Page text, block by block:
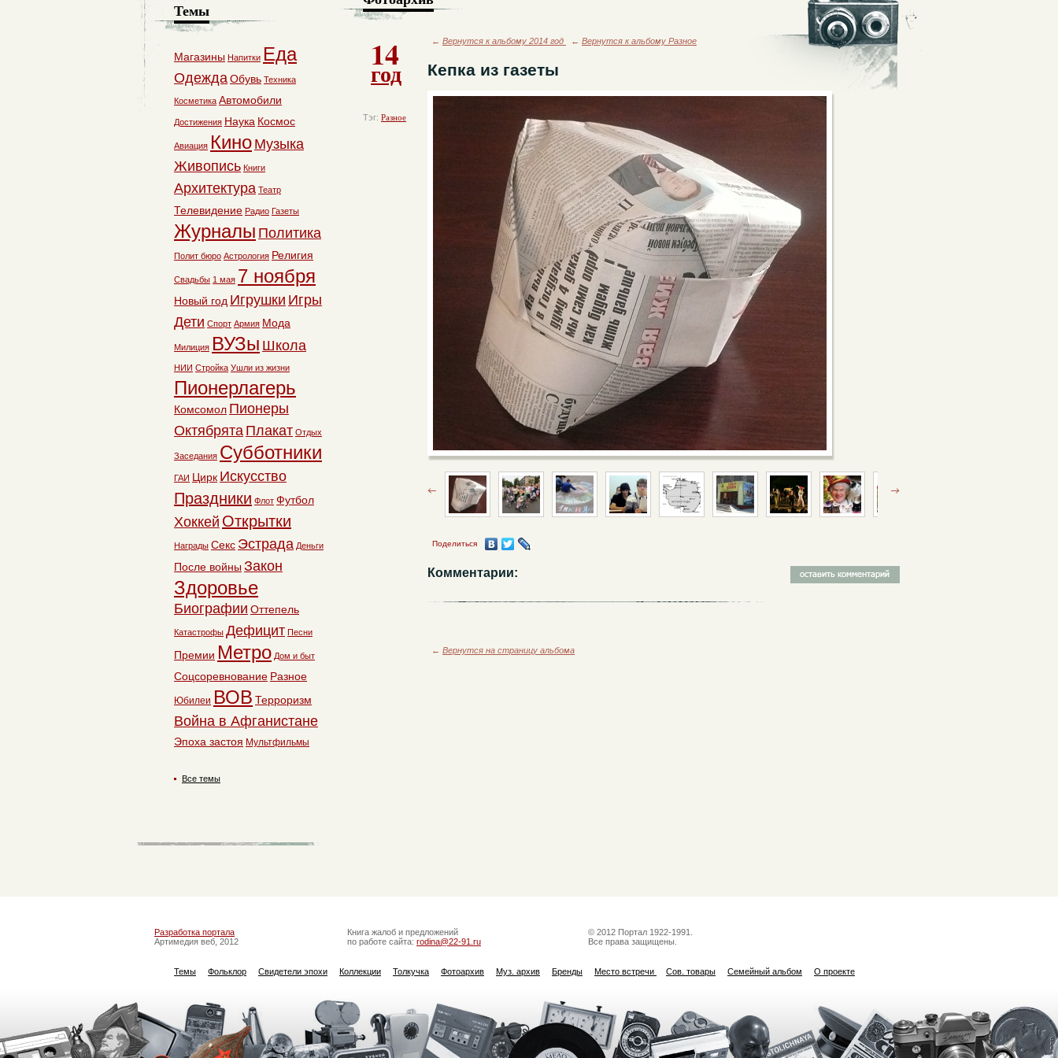
14
год
Тэг: Разное
← Вернутся к альбому 2014 год ← Вернутся к альбому Разное
Кепка из газеты
Поделиться
Комментарии:
← Вернутся на страницу альбома
Темы
Магазины Напитки Еда
ОдеждаОбувь Техника
Косметика Автомобили
Достижения Наука Космос
Авиация Кино Музыка
Живопись Книги
Архитектура Театр
Телевидение Радио Газеты
Журналы Политика
Полит бюро Астрология Религия
Свадьбы 1 мая 7 ноября
Новый год Игрушки Игры
Дети Спорт Армия Мода
Милиция ВУЗы Школа
НИИ Стройка Ушли из жизни
Пионерлагерь
Комсомол Пионеры
Октябрята Плакат Отдых
Заседания Субботники
ГАИ Цирк Искусство
Праздники Флот Футбол
Хоккей Открытки
Награды Секс Эстрада Деньги
После войны Закон
Здоровье
Биографии Оттепель
Катастрофы Дефицит Песни
Премии Метро Дом и быт
Соцсоревнование Разное
Юбилеи ВОВ Терроризм
Война в Афганистане
Эпоха застоя Мультфильмы
Все темы
Разработка портала
Артимедия веб, 2012
Книга жалоб и предложений
по работе сайта: rodina@22-91.ru
© 2012 Портал 1922-1991.
Все права защищены.
Темы Фольклор Свидетели эпохи Коллекции Толкучка Фотоархив Муз. архив Бренды Место встречи Сов. товары Семейный альбом О проекте